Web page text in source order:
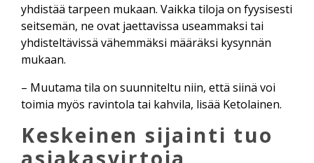
yhdistää tarpeen mukaan. Vaikka tiloja on fyysisesti
seitsemän, ne ovat jaettavissa useammaksi tai
yhdisteltävissä vähemmäksi määräksi kysynnän
mukaan.
– Muutama tila on suunniteltu niin, että siinä voi
toimia myös ravintola tai kahvila, lisää Ketolainen.
Keskeinen sijainti tuo